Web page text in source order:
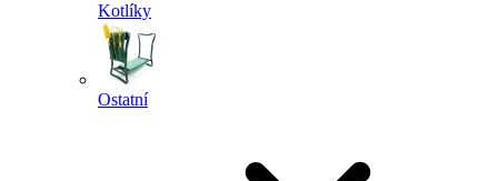
Kotlíky
Ostatní